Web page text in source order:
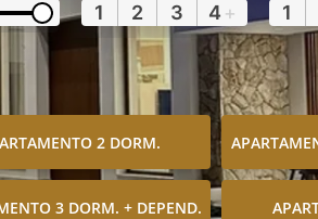
1 2 3 4 + 1
2 DORM.
3 DORM. + DEPEND.